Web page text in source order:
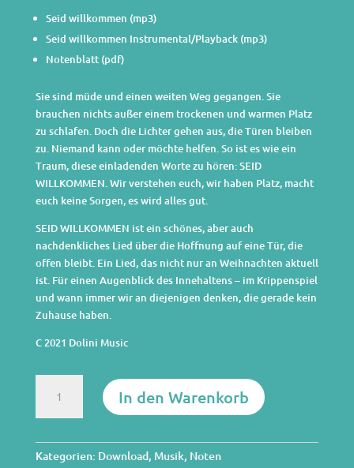
Seid willkommen (mp3)
Seid willkommen Instrumental/Playback (mp3)
Notenblatt (pdf)
Sie sind müde und einen weiten Weg gegangen. Sie
brauchen nichts außer einem trockenen und warmen Platz
zu schlafen. Doch die Lichter gehen aus, die Türen bleiben
zu. Niemand kann oder möchte helfen. So ist es wie ein
Traum, diese einladenden Worte zu hören: SEID
WILLKOMMEN. Wir verstehen euch, wir haben Platz, macht
euch keine Sorgen, es wird alles gut.
SEID WILLKOMMEN ist ein schönes, aber auch
nachdenkliches Lied über die Hoffnung auf eine Tür, die
offen bleibt. Ein Lied, das nicht nur an Weihnachten aktuell
ist. Für einen Augenblick des Innehaltens – im Krippenspiel
und wann immer wir an diejenigen denken, die gerade kein
Zuhause haben.
C 2021 Dolini Music
willkommen
(Gesamtpaket)
In den Warenkorb
Kategorien: Download, Musik, Noten